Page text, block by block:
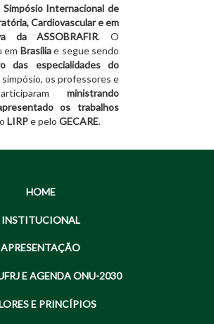
Simpósio Internacional de
Cardiovascular e em
da ASSOBRAFIR. O
em Brasíliae segue sendo
das especialidades do
os professores e
ministrando
os trabalhos
LIRPe pelo GECARE.
HOME
INSTITUCIONAL
APRESENTAÇÃO
E AGENDA ONU-2030
E PRINCÍPIOS